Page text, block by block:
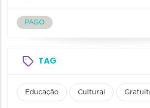
PAGO
TAG
Educação Cultural